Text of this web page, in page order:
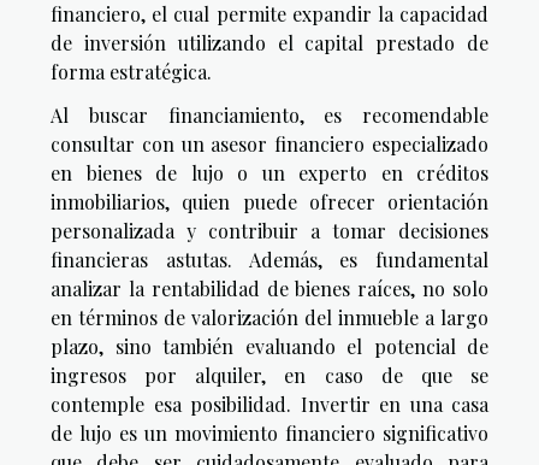
financiero, el cual permite expandir la capacidad
de inversión utilizando el capital prestado de
forma estratégica.
Al buscar financiamiento, es recomendable
consultar con un asesor financiero especializado
en bienes de lujo o un experto en créditos
inmobiliarios, quien puede ofrecer orientación
personalizada y contribuir a tomar decisiones
financieras astutas. Además, es fundamental
analizar la rentabilidad de bienes raíces, no solo
en términos de valorización del inmueble a largo
plazo, sino también evaluando el potencial de
ingresos por alquiler, en caso de que se
contemple esa posibilidad. Invertir en una casa
de lujo es un movimiento financiero significativo